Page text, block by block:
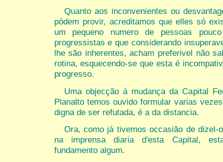
Quanto aos inconvenientes ou
pódem provir, acreditamos que elles só
um pequeno numero de pessoas
progressistas e que considerando
lhe são inherentes, acham preferivel não
rotina, esquecendo-se que esta é
progresso.
Uma objecção á mudança da Capital
Planalto temos ouvido formular varias
digna de ser refutada, é a da distancia.
Ora, como já tivemos occasião de dizel-
na imprensa diaria d'esta Capital,
fundamento algum.